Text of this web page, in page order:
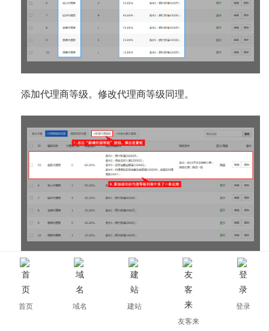
添加代理商等级。修改代理商等级同理。
首页 域名
建站
友客来
登录